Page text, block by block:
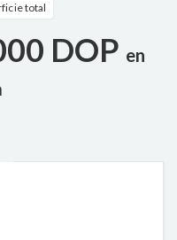
total
DOP en